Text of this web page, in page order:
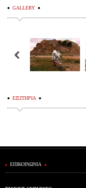
GALLERY
ΕΙΣΙΤΗΡΙΑ
ΕΠΙΚΟΙΝΩΝΙΑ